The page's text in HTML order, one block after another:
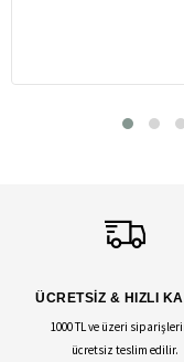
ÜCRETSİZ & HIZLI
1000 TL ve üzeri
ücretsiz teslim edilir.